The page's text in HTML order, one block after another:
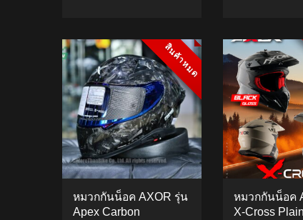
สินค้าหมด
สินค้าหมด
หมวกกันน็อค AXOR รุ่น
Apex Carbon
หมวกกันน็อค
X-Cross